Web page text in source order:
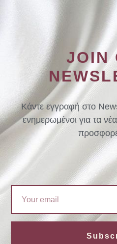
JOIN
Κάντε εγγραφή στο
ενημερωμένοι για τα